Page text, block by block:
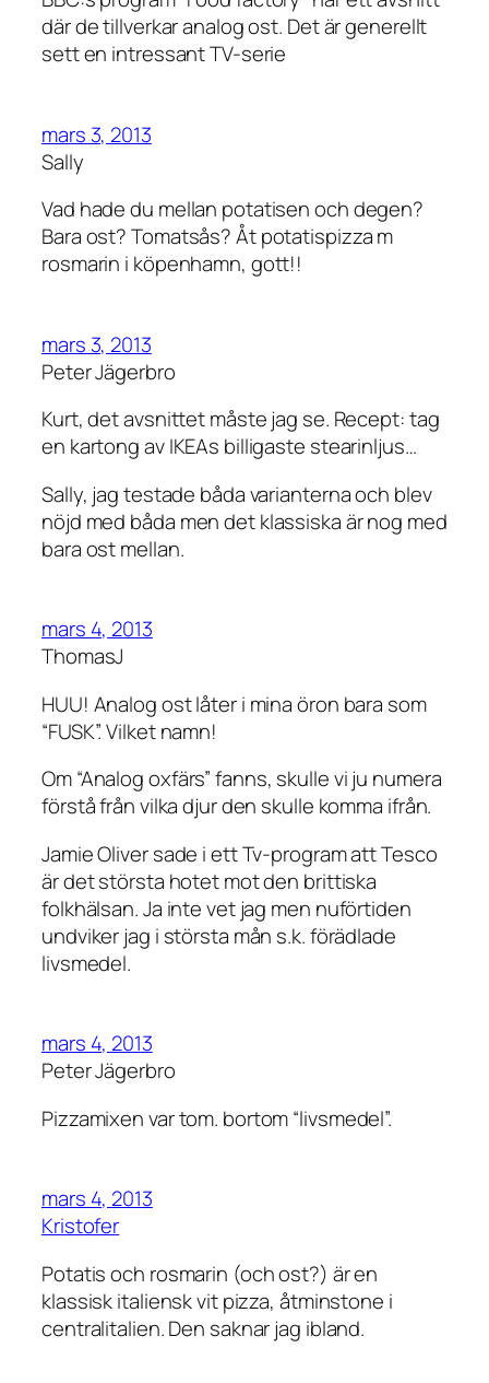
där de tillverkar analog ost. Det är generellt
sett en intressant TV-serie
mars 3, 2013
Sally
Vad hade du mellan potatisen och degen?
Bara ost? Tomatsås? Åt potatispizza m
rosmarin i köpenhamn, gott!!
mars 3, 2013
Peter Jägerbro
Kurt, det avsnittet måste jag se. Recept: tag
en kartong av IKEAs billigaste stearinljus…
Sally, jag testade båda varianterna och blev
nöjd med båda men det klassiska är nog med
bara ost mellan.
mars 4, 2013
ThomasJ
HUU! Analog ost låter i mina öron bara som
“FUSK”. Vilket namn!
Om “Analog oxfärs” fanns, skulle vi ju numera
förstå från vilka djur den skulle komma ifrån.
Jamie Oliver sade i ett Tv-program att Tesco
är det största hotet mot den brittiska
folkhälsan. Ja inte vet jag men nuförtiden
undviker jag i största mån s.k. förädlade
livsmedel.
mars 4, 2013
Peter Jägerbro
Pizzamixen var tom. bortom “livsmedel”.
mars 4, 2013
Kristofer
Potatis och rosmarin (och ost?) är en
klassisk italiensk vit pizza, åtminstone i
centralitalien. Den saknar jag ibland.